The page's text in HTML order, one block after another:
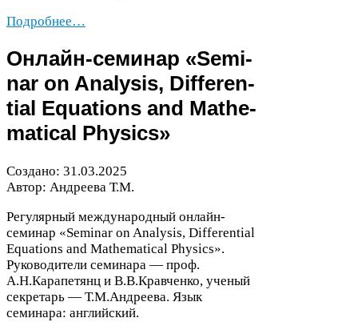
Подробнее…
Онлайн-​семинар «Sem­i­
nar on Analy­sis, Dif­fer­en­
tial Equa­tions and Math­e­
mat­i­cal Physics»
Создано: 31.03.2025
Автор: Андреева Т.М.
Регулярный международный онлайн-​
семинар «Sem­i­nar on Analy­sis, Dif­fer­en­tial
Equa­tions and Math­e­mat­i­cal Physics».
Руководители семинара — проф.
А.Н.Карапетянц и В.В.Кравченко, ученый
секретарь — Т.М.Андреева. Язык
семинара: английский.